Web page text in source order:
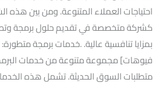
احتياجات العملاء المتنوعة. ومن بين هذه
كشركة متخصصة في تقديم حلول برمجة
بمزايا تنافسية عالية. .خدمات برمجة
فيوهات] مجموعة متنوعة من خدمات
متطلبات السوق الحديثة. تشمل هذه